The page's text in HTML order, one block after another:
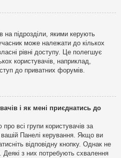
на підрозділи, якими керують
може належати до кількох
рівні доступу. Це полегшує
користувачів, наприклад,
до приватних форумів.
і як мені приєднатись до
всі групи користувачів за
Панелі керування. Якщо ви
відповідну кнопку. Однак не
Деякі з них потребують схвалення